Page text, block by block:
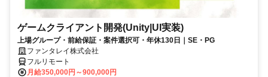
ゲームクライアント開発(Unity|UI実装)
上場グループ・前給保証・案件選択可・年休130日｜SE・PG
ファンタレイ株式会社
フルリモート
月給350,000円～900,000円